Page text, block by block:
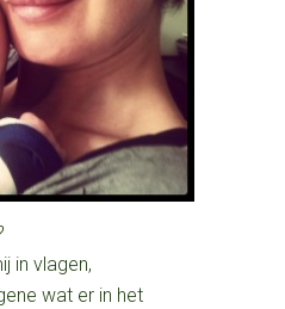
in vlagen,
wat er in het